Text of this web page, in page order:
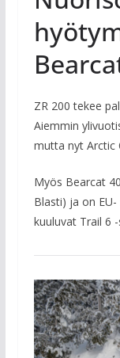
ZR 200 tekee
Aiemmin
mutta nyt Arctic
Myös Bearcat
Blasti) ja on
kuuluvat Trail 6